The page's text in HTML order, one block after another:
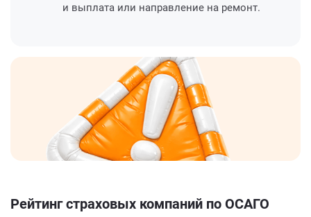
и выплата или направление на ремонт.
Рейтинг страховых компаний по ОСАГО